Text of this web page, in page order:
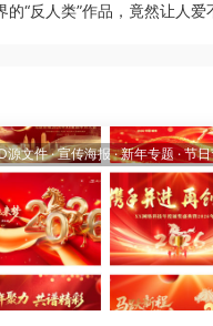
“反人类”作品，竟然让人爱
源文件·宣传海报·新年专题·节